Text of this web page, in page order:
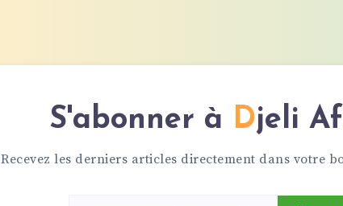
S'abonner à Djeli
Recevez les derniers articles directement dans votre